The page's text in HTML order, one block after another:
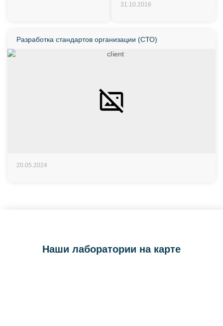
31.10.2016
Разработка стандартов организации (СТО)
20.05.2024
Наши лаборатории на карте